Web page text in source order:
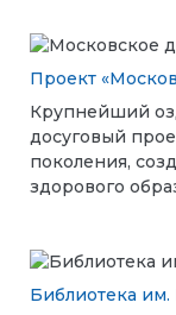
Проект
Крупнейший
досуговый
поколения,
здорового
Библиотека